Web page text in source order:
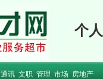
个
通讯 文职 管理 市场 房地产